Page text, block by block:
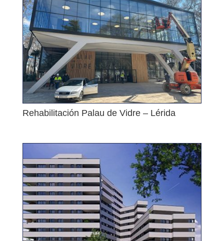
Rehabilitación Palau de Vidre – Lérida